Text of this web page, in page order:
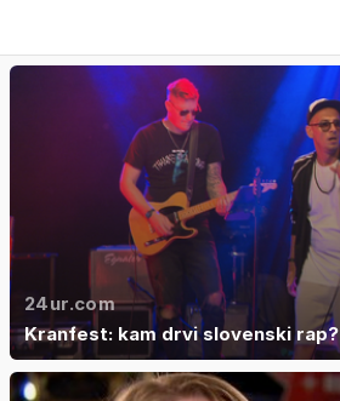
24ur.com
Kranfest: kam drvi slovenski rap?